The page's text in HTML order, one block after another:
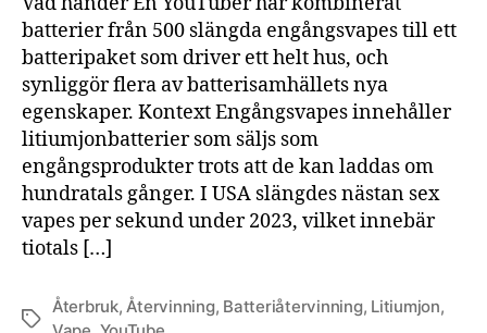
batterier från 500 slängda engångsvapes till ett
batteripaket som driver ett helt hus, och
synliggör flera av batterisamhällets nya
egenskaper. Kontext Engångsvapes innehåller
litiumjonbatterier som säljs som
engångsprodukter trots att de kan laddas om
hundratals gånger. I USA slängdes nästan sex
vapes per sekund under 2023, vilket innebär
tiotals […]
Etiketter
Återbruk, Återvinning, Batteriåtervinning, Litiumjon,